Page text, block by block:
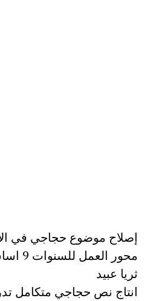
إصلاح موضوع حجاجي في
محور
ثريا عبيد